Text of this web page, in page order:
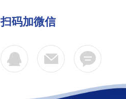
扫码加微信